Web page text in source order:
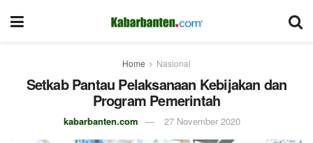
Home Nasional
Setkab Pantau Pelaksanaan Kebijakan dan
Program Pemerintah
kabarbanten.com 27 November 2020